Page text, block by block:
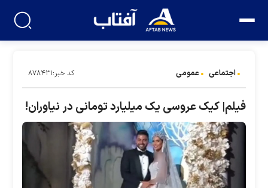
اجتماعی عمومی کد خبر:۸۷۸۴۳۱
فیلم| کیک عروسی یک میلیارد تومانی در نیاوران!